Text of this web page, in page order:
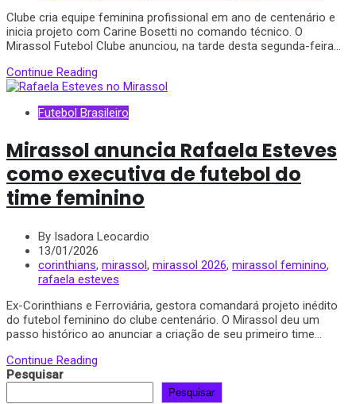
Clube cria equipe feminina profissional em ano de centenário e
inicia projeto com Carine Bosetti no comando técnico. O
Mirassol Futebol Clube anunciou, na tarde desta segunda-feira...
Continue Reading
Futebol Brasileiro
Mirassol anuncia Rafaela Esteves
como executiva de futebol do
time feminino
By Isadora Leocardio
13/01/2026
corinthians, mirassol, mirassol 2026, mirassol feminino,
rafaela esteves
Ex-Corinthians e Ferroviária, gestora comandará projeto inédito
do futebol feminino do clube centenário. O Mirassol deu um
passo histórico ao anunciar a criação de seu primeiro time...
Continue Reading
Pesquisar
Pesquisar